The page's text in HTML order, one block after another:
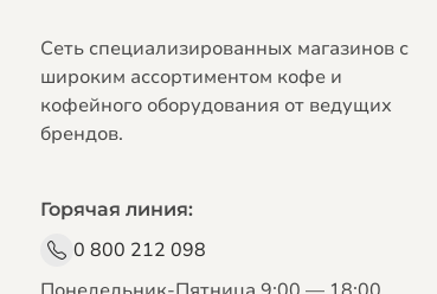
Сеть специализированных магазинов с
широким ассортиментом кофе и
кофейного оборудования от ведущих
брендов.
Горячая линия:
0 800 212 098